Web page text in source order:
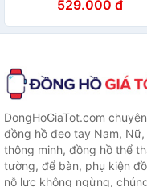
kích sóng router nối sóng
khuếch đại -
529.000 đ
DongHoGiaTot.com
đồng hồ đeo tay Nam,
thông minh, đồng hồ thể
tường, để bàn, phụ kiện
nỗ lực không ngừng,